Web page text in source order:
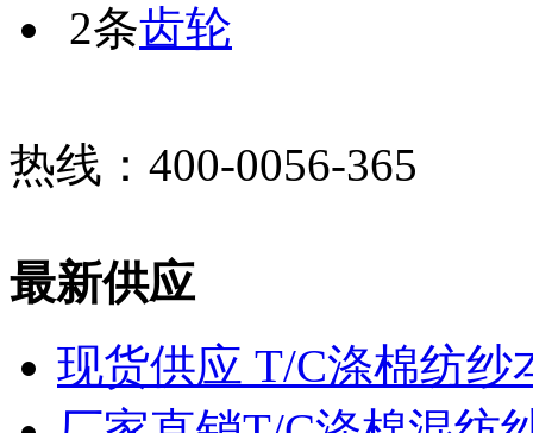
2条齿轮
热线：400-0056-365
最新供应
现货供应 T/C涤棉纺纱